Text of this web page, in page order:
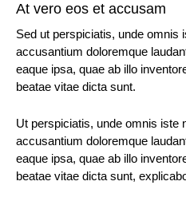
At vero eos et accusam
Sed ut perspiciatis, unde omnis
accusantium doloremque
eaque ipsa, quae ab illo
beatae vitae dicta sunt.
Ut perspiciatis, unde omnis iste
accusantium doloremque
eaque ipsa, quae ab illo
beatae vitae dicta sunt,